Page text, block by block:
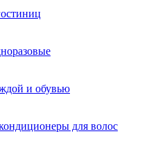
и обувью
для волос